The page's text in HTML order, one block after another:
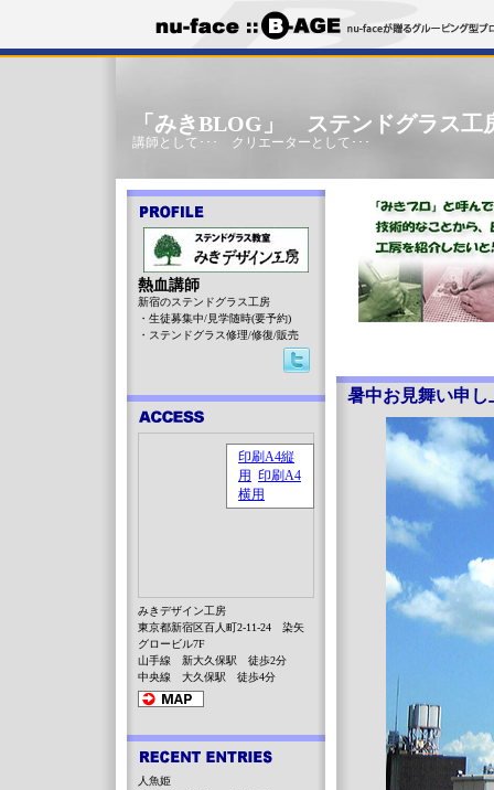
「みきBLOG」 ステンドグラス工
講師として･･･ クリエーターとして･･･
暑中お見舞い申し
熱血講師
新宿のステンドグラス工房
・生徒募集中/見学随時(要予約)
・ステンドグラス修理/修復/販売
みきデザイン工房
東京都新宿区百人町2-11-24 染矢
グロービル7F
山手線 新大久保駅 徒歩2分
中央線 大久保駅 徒歩4分
人魚姫